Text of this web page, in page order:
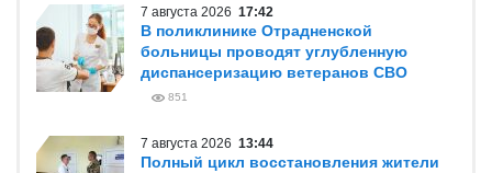
7 августа 2026 17:42
В поликлинике Отрадненской
больницы проводят углубленную
диспансеризацию ветеранов СВО
851
7 августа 2026 13:44
Полный цикл восстановления жители